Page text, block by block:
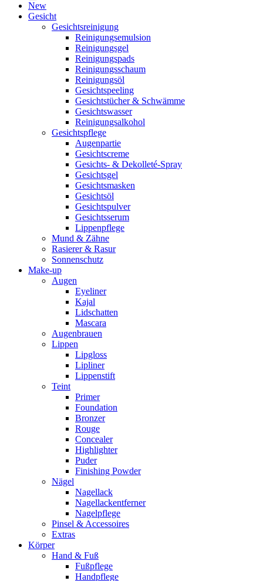
New
Gesicht
Gesichtsreinigung
Reinigungsemulsion
Reinigungsgel
Reinigungspads
Reinigungsschaum
Reinigungsöl
Gesichtspeeling
Gesichtstücher & Schwämme
Gesichtswasser
Reinigungsalkohol
Gesichtspflege
Augenpartie
Gesichtscreme
Gesichts- & Dekolleté-Spray
Gesichtsgel
Gesichtsmasken
Gesichtsöl
Gesichtspulver
Gesichtsserum
Lippenpflege
Mund & Zähne
Rasierer & Rasur
Sonnenschutz
Make-up
Augen
Eyeliner
Kajal
Lidschatten
Mascara
Augenbrauen
Lippen
Lipgloss
Lipliner
Lippenstift
Teint
Primer
Foundation
Bronzer
Rouge
Concealer
Highlighter
Puder
Finishing Powder
Nägel
Nagellack
Nagellackentferner
Nagelpflege
Pinsel & Accessoires
Extras
Körper
Hand & Fuß
Fußpflege
Handpflege